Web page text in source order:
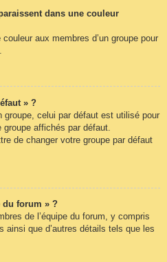
dans une couleur
couleur aux membres d’un groupe pour
» ?
groupe, celui par défaut est utilisé pour
affichés par défaut.
de changer votre groupe par défaut
du forum » ?
de l’équipe du forum, y compris
ainsi que d’autres détails tels que les